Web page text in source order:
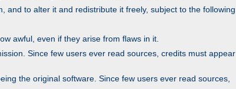
and to alter it and redistribute it freely, subject to the following
awful, even if they arise from flaws in it.
Since few users ever read sources, credits must appear
the original software. Since few users ever read sources,